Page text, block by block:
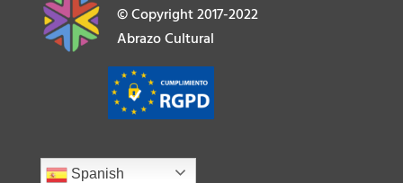
© Copyright 2017-2022
Abrazo Cultural
Spanish